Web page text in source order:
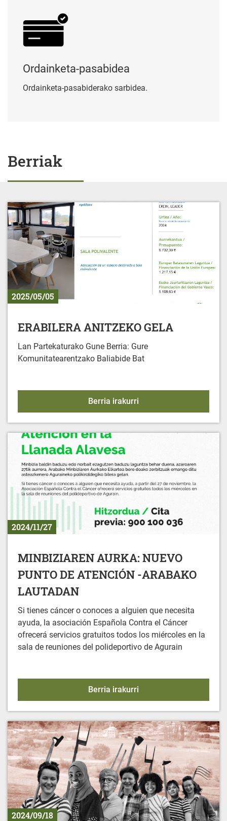
Ordainketa-pasabidea
Ordainketa-pasabiderako sarbidea.
Berriak
2025/05/05
ERABILERA ANITZEKO GELA
Lan Partekaturako Gune Berria: Gure
Komunitatearentzako Baliabide Bat
Berria irakurri
2024/11/27
MINBIZIAREN AURKA: NUEVO
PUNTO DE ATENCIÓN -ARABAKO
LAUTADAN
Si tienes cáncer o conoces a alguien que necesita
ayuda, la asociación Española Contra el Cáncer
ofrecerá servicios gratuitos todos los miércoles en la
sala de reuniones del polideportivo de Agurain
Berria irakurri
2024/09/18